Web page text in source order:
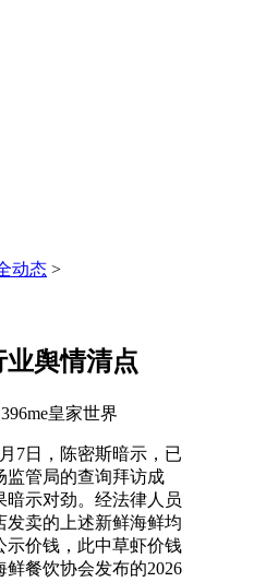
动态 >
业舆情清点
皇家世界
日，陈密斯暗示，已
监管局的查询拜访成
暗示对劲。经法律人员
发卖的上述新鲜海鲜均
示价钱，此中草虾价钱
鲜餐饮协会发布的2026